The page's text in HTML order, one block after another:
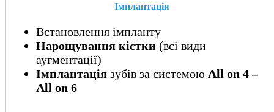
Імплантація
Встановлення імпланту
Нарощування кістки (всі види
аугментації)
Імплантація зубів за системою All on 4 –
All on 6